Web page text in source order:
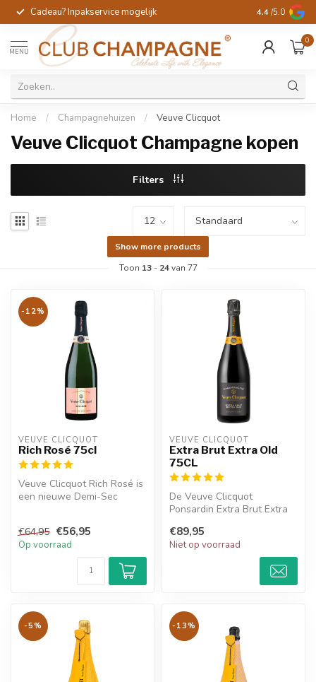
Cadeau? Inpakservice mogelijk Gratis
4.4 /5.0
MENU
0
Home / Champagnehuizen / Veuve Clicquot
Veuve Clicquot Champagne kopen
Filters
Show more products
Toon 13- 24van 77
-12%
VEUVE CLICQUOT
Rich Rosé 75cl
Veuve Clicquot Rich Rosé is
een nieuwe Demi-Sec
€64,95 €56,95
Op voorraad
VEUVE CLICQUOT
Extra Brut Extra Old
75CL
De Veuve Clicquot
Ponsardin Extra Brut Extra
mineralen en f...
€89,95
Niet op voorraad
-5% -13%